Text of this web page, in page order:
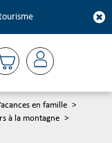
en famille >
à la montagne >